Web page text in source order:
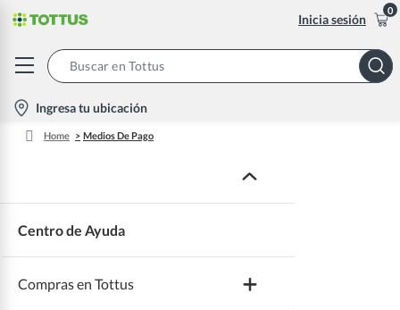
Inicia sesión
0
location-
icon
Ingresa tu ubicación
Home Medios De Pago
Centro de Ayuda
Compras en Tottus